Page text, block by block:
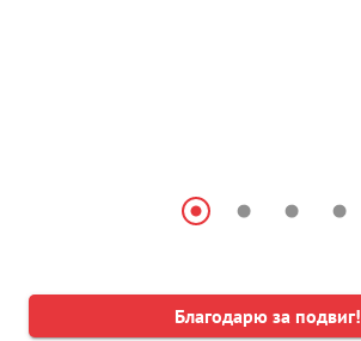
Благодарю за подвиг!